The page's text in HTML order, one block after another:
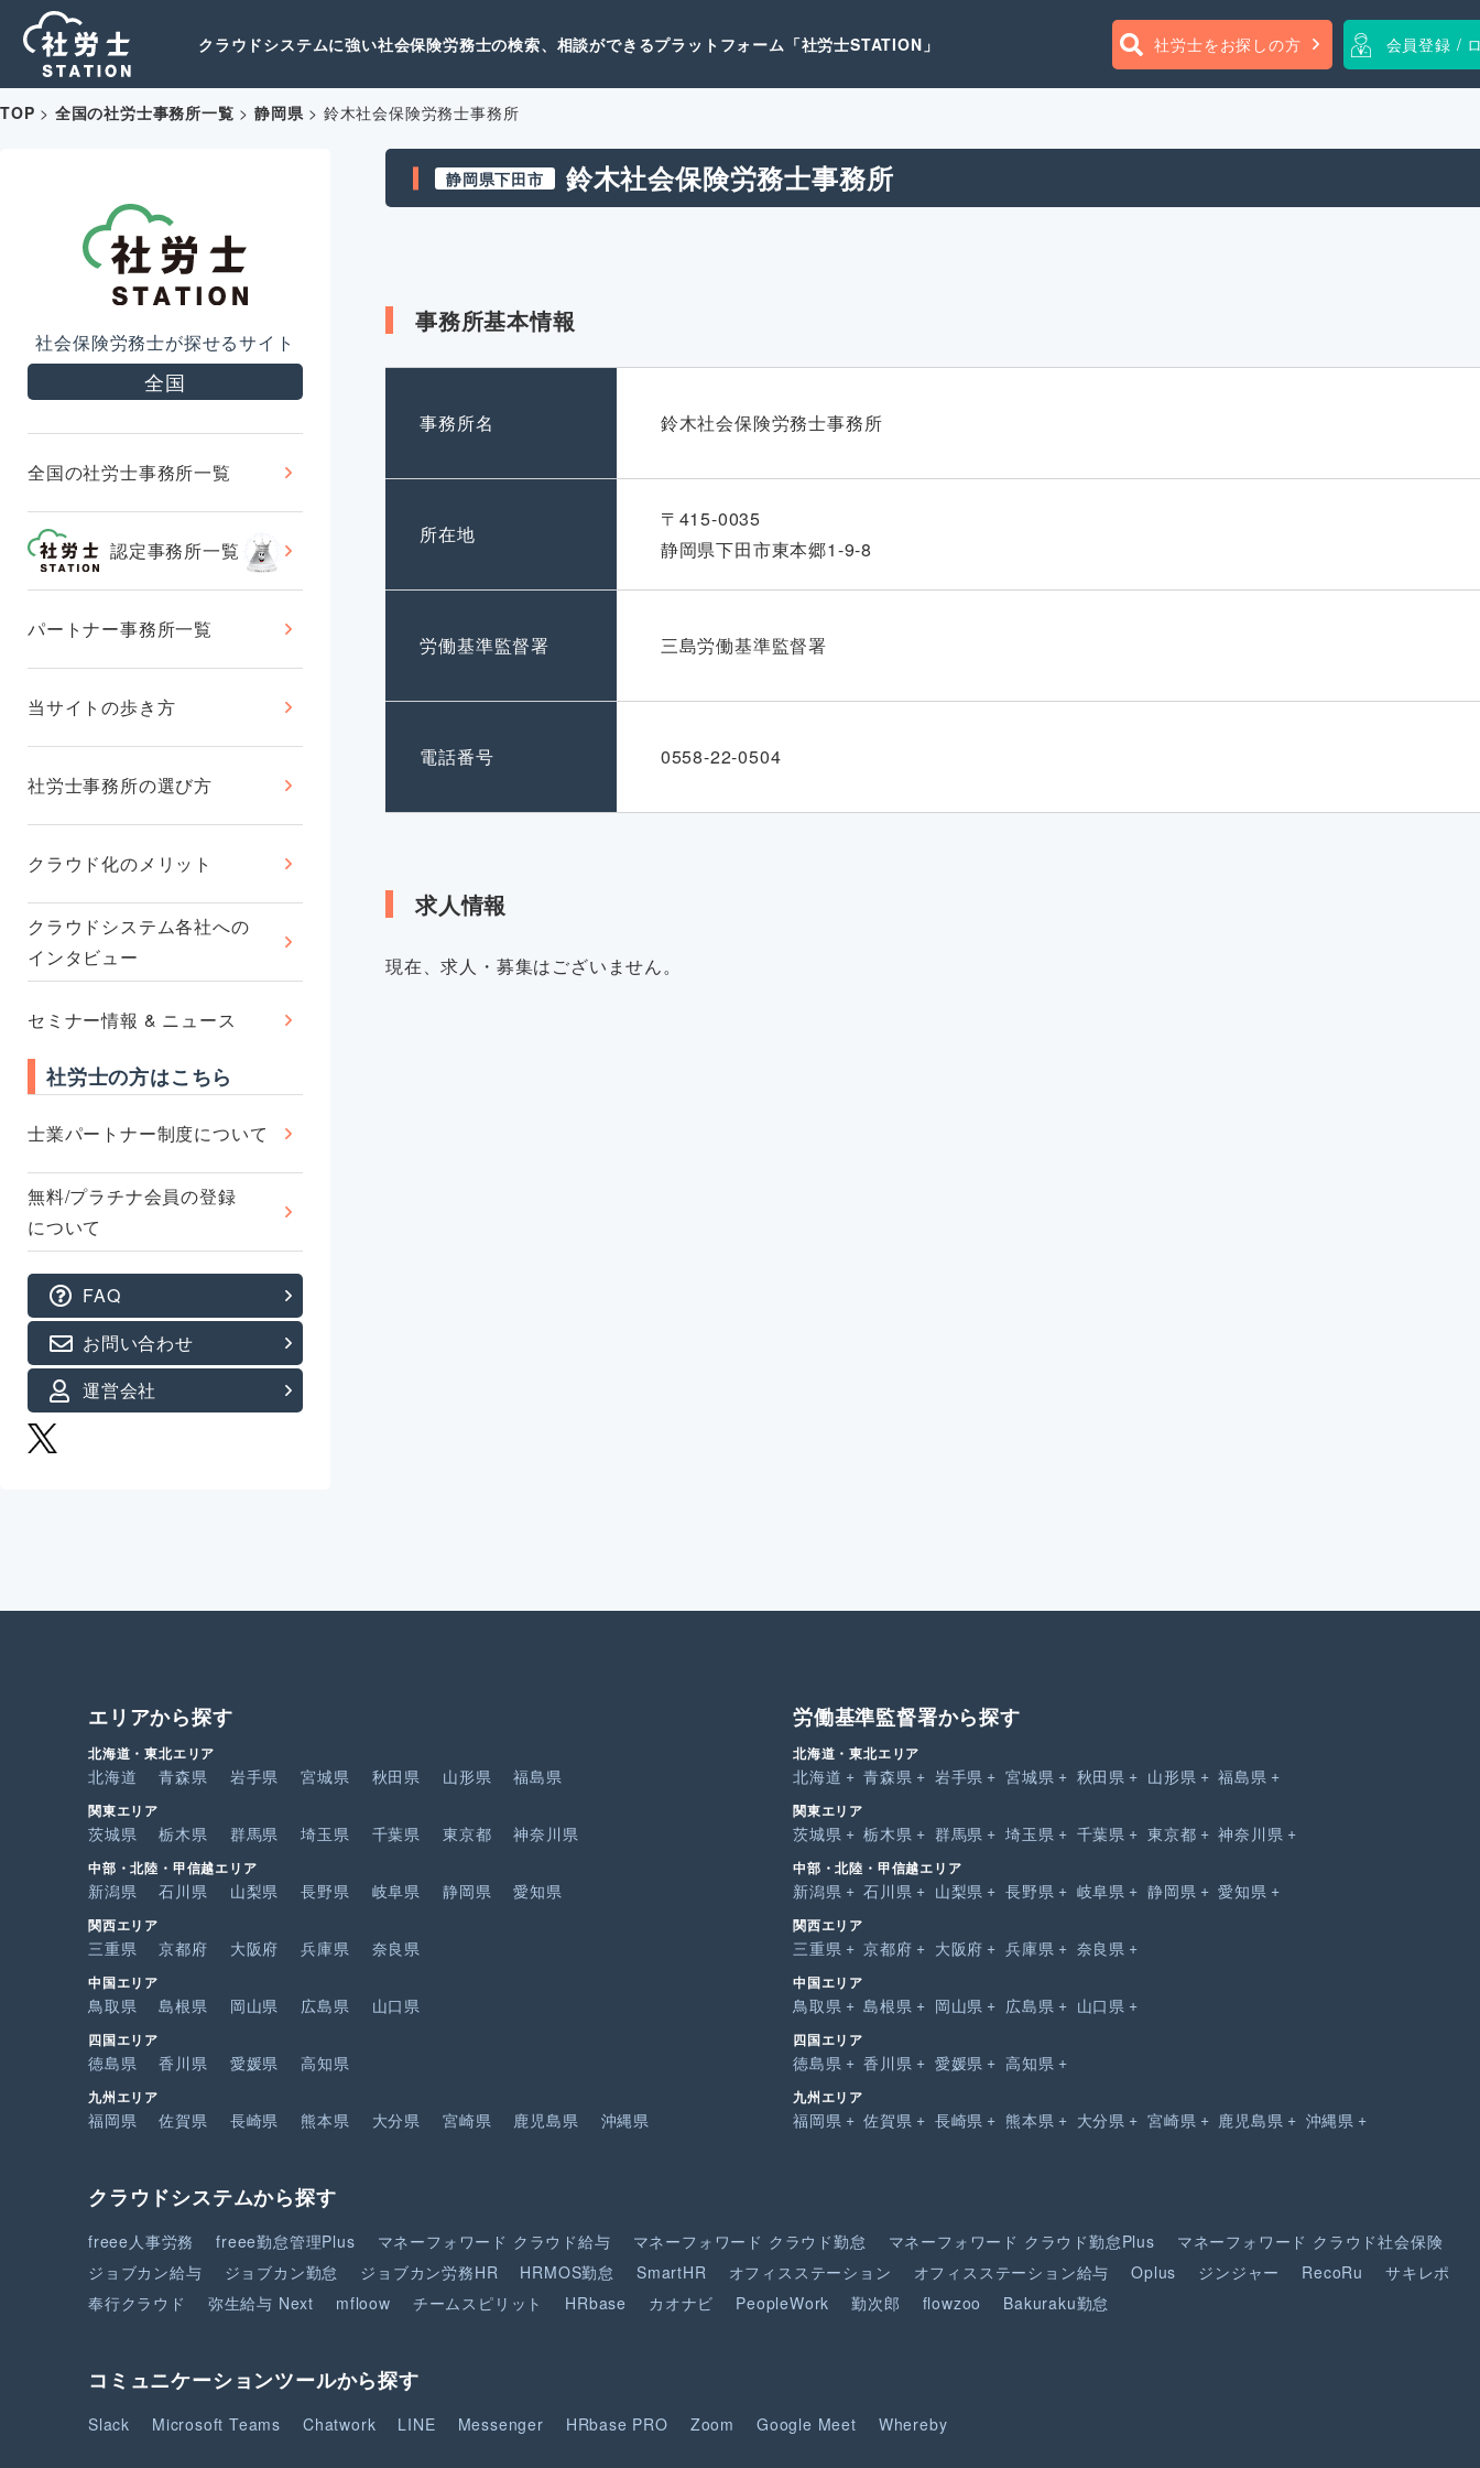
クラウドシステムに強い社会保険労務士の検索、相談ができるプラットフォーム「社労士STATION」 社労士をお探しの方 会員登録 /
TOP > 全国の社労士事務所一覧 >静岡県> 鈴木社会保険労務士事務所
社会保険労務士が探せるサイト
全国
全国の社労士事務所一覧
認定事務所一覧
パートナー事務所一覧
当サイトの歩き方
社労士事務所の選び方
クラウド化のメリット
クラウドシステム各社への
インタビュー
セミナー情報 & ニュース
社労士の方はこちら
士業パートナー制度について
無料/プラチナ会員の登録
について
FAQ
お問い合わせ
運営会社
静岡県下田市 鈴木社会保険労務士事務所
事務所基本情報
事務所名 鈴木社会保険労務士事務所
所在地
〒415-0035
静岡県下田市東本郷1-9-8
労働基準監督署 三島労働基準監督署
電話番号 0558-22-0504
求人情報
現在、求人・募集はございません。
エリアから探す
北海道・東北エリア
北海道 青森県 岩手県 宮城県 秋田県 山形県 福島県
関東エリア
茨城県 栃木県 群馬県 埼玉県 千葉県 東京都 神奈川県
中部・北陸・甲信越エリア
新潟県 石川県 山梨県 長野県 岐阜県 静岡県 愛知県
関西エリア
三重県 京都府 大阪府 兵庫県 奈良県
中国エリア
鳥取県 島根県 岡山県 広島県 山口県
四国エリア
徳島県 香川県 愛媛県 高知県
九州エリア
福岡県 佐賀県 長崎県 熊本県 大分県 宮崎県 鹿児島県 沖縄県
労働基準監督署から探す
北海道・東北エリア
北海道 青森県 岩手県 宮城県 秋田県 山形県 福島県
関東エリア
茨城県 栃木県 群馬県 埼玉県 千葉県 東京都 神奈川県
中部・北陸・甲信越エリア
新潟県 石川県 山梨県 長野県 岐阜県 静岡県 愛知県
関西エリア
三重県 京都府 大阪府 兵庫県 奈良県
中国エリア
鳥取県 島根県 岡山県 広島県 山口県
四国エリア
徳島県 香川県 愛媛県 高知県
九州エリア
福岡県 佐賀県 長崎県 熊本県 大分県 宮崎県 鹿児島県 沖縄県
クラウドシステムから探す
freee人事労務 freee勤怠管理Plus マネーフォワード クラウド給与 マネーフォワード クラウド勤怠 マネーフォワード クラウド勤怠Plus マネーフォワード クラウド社会保険
ジョブカン給与
ジョブカン勤怠 ジョブカン労務HR HRMOS勤怠 SmartHR オフィスステーション オフィスステーション給与 Oplus ジンジャー RecoRu
サキレポ
奉行クラウド
弥生給与 Next mfloow チームスピリット HRbase カオナビ PeopleWork 勤次郎 flowzoo Bakuraku勤怠
コミュニケーションツールから探す
Slack Microsoft Teams Chatwork LINE Messenger HRbase PRO Zoom Google Meet Whereby